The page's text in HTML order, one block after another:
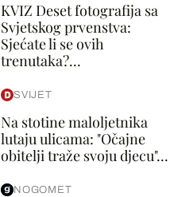
KVIZ Deset fotografija sa
Svjetskog prvenstva:
Sjećate li se ovih
trenutaka?...
SVIJET
Na stotine maloljetnika
lutaju ulicama: "Očajne
obitelji traže svoju djecu"...
NOGOMET